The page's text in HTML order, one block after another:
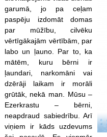
garumā, jo pa ceļam
paspēju izdomāt domas
par mūžību, cilvēku
vērtīgākajām vērtībām, par
labo un ļauno. Par to, ka
mātēm, kuru bērni ir
ļaundari, narkomāni vai
dzērāji laikam ir morāli
grūtāk, nekā man. Mūsu –
Ezerkrastu – bērni,
neapdraud sabiedrību. Arī
viņiem ir kāds uzdevums